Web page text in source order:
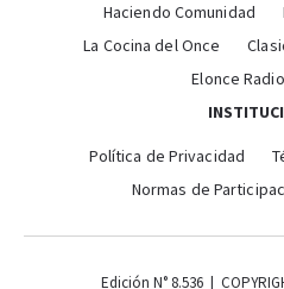
Haciendo Comunidad
La Cocina del Once
Elonce
Política de Privacidad
Normas de
Edición N° 8.536 |